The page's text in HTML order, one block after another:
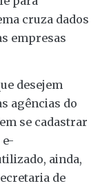
cruza dados
empresas
desejem
agências do
se cadastrar
ainda,
de